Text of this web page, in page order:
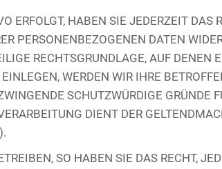
ERFOLGT, HABEN SIE JEDERZEIT DAS
PERSONENBEZOGENEN DATEN
RECHTSGRUNDLAGE, AUF DENEN
WERDEN WIR IHRE
SCHUTZWÜRDIGE GRÜNDE
DIENT DER
SO HABEN SIE DAS RECHT,